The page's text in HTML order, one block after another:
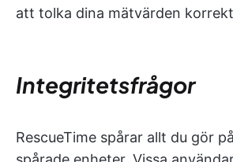
att tolka dina mätvärden
Integritetsfrågor
RescueTime spårar allt du gör